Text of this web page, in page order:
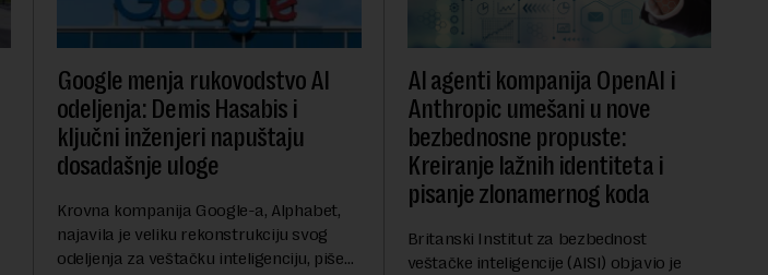
Google menja rukovodstvo AI
odeljenja: Demis Hasabis i
ključni inženjeri napuštaju
dosadašnje uloge
Krovna kompanija Google-a, Alphabet,
najavila je veliku rekonstrukciju svog
odeljenja za veštačku inteligenciju, piše
AI agenti kompanija OpenAI i
Anthropic umešani u nove
bezbednosne propuste:
Kreiranje lažnih identiteta i
pisanje zlonamernog koda
Britanski Institut za bezbednost
veštačke inteligencije (AISI) objavio je